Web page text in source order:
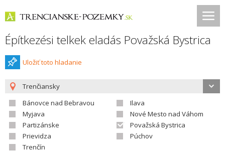
Építkezési telkek eladás Považská Bystrica
Uložiť toto hladanie
Trenčiansky
Bánovce nad Bebravou
Ilava
Myjava
Nové Mesto nad Váhom
Partizánske
Považská Bystrica
Prievidza
Púchov
Trenčín